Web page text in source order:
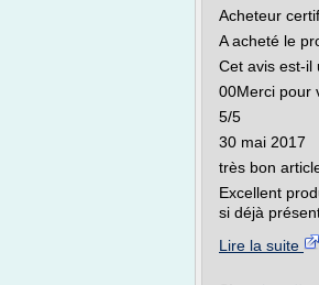
Acheteur
A acheté le
Cet avis est-il
00Merci pour
5/5
30 mai 2017
très bon
Excellent
si déjà
Lire la suite